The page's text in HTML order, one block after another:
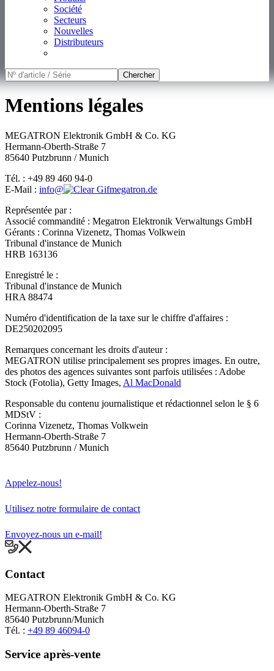
Société
Secteurs
Nouvelles
Distributeurs
Chercher
Mentions légales
MEGATRON Elektronik GmbH & Co. KG
Hermann-Oberth-Straße 7
85640 Putzbrunn / Munich
Tél. : +49 89 460 94-0
E-Mail : info@
megatron.de
Représentée par :
Associé commandité : Megatron Elektronik Verwaltungs GmbH
Gérants : Corinna Vizenetz, Thomas Volkwein
Tribunal d'instance de Munich
HRB 163136
Enregistré le :
Tribunal d'instance de Munich
HRA 88474
Numéro d'identification de la taxe sur le chiffre d'affaires :
DE250202095
Remarques concernant les droits d'auteur :
MEGATRON utilise principalement ses propres images. En outre,
des photos des agences suivantes sont parfois utilisées : Adobe
Stock (Fotolia), Getty Images, Al MacDonald
Responsable du contenu journalistique et rédactionnel selon le § 6
MDStV :
Corinna Vizenetz, Thomas Volkwein
Hermann-Oberth-Straße 7
85640 Putzbrunn / Munich
Appelez-nous!
Utilisez notre formulaire de contact
Envoyez-nous un e-mail!
Contact
MEGATRON Elektronik GmbH & Co. KG
Hermann-Oberth-Straße 7
85640 Putzbrunn/Munich
Tél. : +49 89 46094-0
Service après-vente